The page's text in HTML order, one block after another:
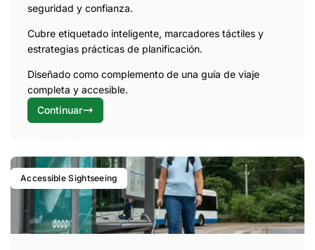
seguridad y confianza.
Cubre etiquetado inteligente, marcadores táctiles y
estrategias prácticas de planificación.
Diseñado como complemento de una guía de viaje
completa y accesible.
Continuar
Accessible Sightseeing